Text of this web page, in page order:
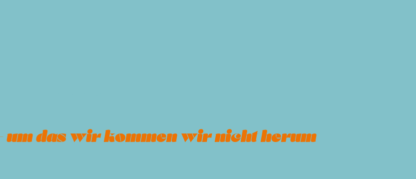
um das wir kommen wir nicht herum